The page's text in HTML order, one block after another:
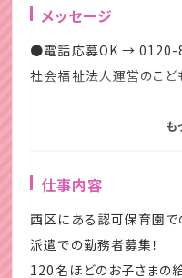
メッセージ
●電話応募OK →
社会福祉法人運営のこ
こども園での調理補助業
やりがいをもって勤務して
も
仕事内容
西区にある認可保育園で
派遣での勤務者募集！
120名ほどのお子さまの